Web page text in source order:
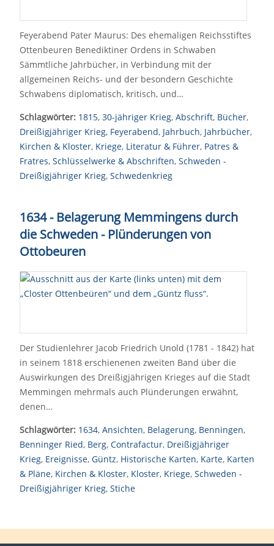
Feyerabend Pater Maurus: Des ehemaligen Reichsstiftes
Ottenbeuren Benediktiner Ordens in Schwaben
Sämmtliche Jahrbücher, in Verbindung mit der
allgemeinen Reichs- und der besondern Geschichte
Schwabens diplomatisch, kritisch, und…
Schlagwörter: 1815, 30-jähriger Krieg, Abschrift, Bücher,
Dreißigjähriger Krieg, Feyerabend, Jahrbuch, Jahrbücher,
Kirchen & Kloster, Kriege, Literatur & Führer, Patres &
Fratres, Schlüsselwerke & Abschriften, Schweden -
Dreißigjähriger Krieg, Schwedenkrieg
1634 - Belagerung Memmingens durch
die Schweden - Plünderungen von
Ottobeuren
Der Studienlehrer Jacob Friedrich Unold (1781 - 1842) hat
in seinem 1818 erschienenen zweiten Band über die
Auswirkungen des Dreißigjährigen Krieges auf die Stadt
Memmingen mehrmals auch Plünderungen erwähnt,
denen…
Schlagwörter: 1634, Ansichten, Belagerung, Benningen,
Benninger Ried, Berg, Contrafactur, Dreißigjähriger
Krieg, Ereignisse, Güntz, Historische Karten, Karte, Karten
& Pläne, Kirchen & Kloster, Kloster, Kriege, Schweden -
Dreißigjähriger Krieg, Stiche